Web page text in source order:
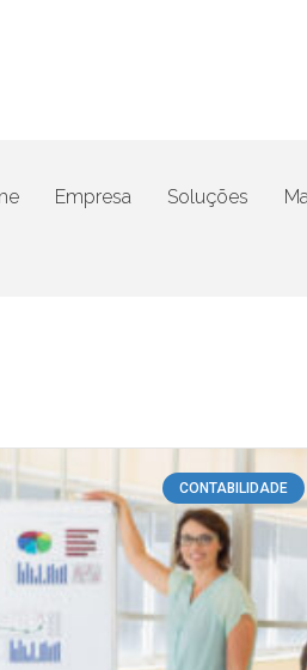
Empresa Soluções
CONTABILIDADE